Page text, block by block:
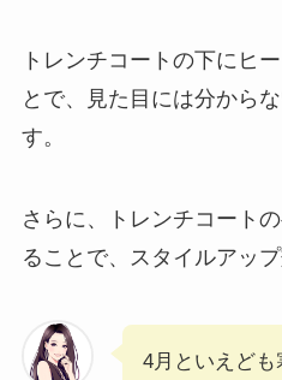
トレンチコートの下にヒ
とで、見た目には分から
す。
さらに、トレンチコート
ることで、スタイルアッ
4月といえど